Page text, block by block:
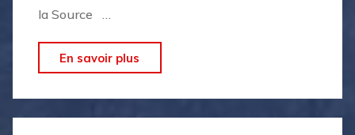
la Source …
En savoir plus
des